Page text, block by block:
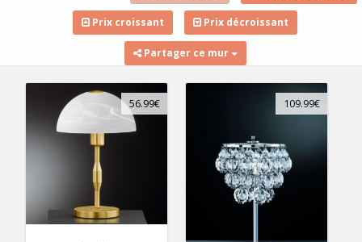
Prix croissant Prix décroissant
Partager ce mur
56.99€ 109.99€